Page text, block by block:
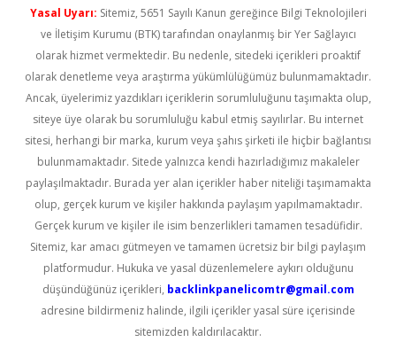
Yasal Uyarı: Sitemiz, 5651 Sayılı Kanun gereğince Bilgi Teknolojileri
ve İletişim Kurumu (BTK) tarafından onaylanmış bir Yer Sağlayıcı
olarak hizmet vermektedir. Bu nedenle, sitedeki içerikleri proaktif
olarak denetleme veya araştırma yükümlülüğümüz bulunmamaktadır.
Ancak, üyelerimiz yazdıkları içeriklerin sorumluluğunu taşımakta olup,
siteye üye olarak bu sorumluluğu kabul etmiş sayılırlar. Bu internet
sitesi, herhangi bir marka, kurum veya şahıs şirketi ile hiçbir bağlantısı
bulunmamaktadır. Sitede yalnızca kendi hazırladığımız makaleler
paylaşılmaktadır. Burada yer alan içerikler haber niteliği taşımamakta
olup, gerçek kurum ve kişiler hakkında paylaşım yapılmamaktadır.
Gerçek kurum ve kişiler ile isim benzerlikleri tamamen tesadüfidir.
Sitemiz, kar amacı gütmeyen ve tamamen ücretsiz bir bilgi paylaşım
platformudur. Hukuka ve yasal düzenlemelere aykırı olduğunu
düşündüğünüz içerikleri, backlinkpanelicomtr@gmail.com
adresine bildirmeniz halinde, ilgili içerikler yasal süre içerisinde
sitemizden kaldırılacaktır.